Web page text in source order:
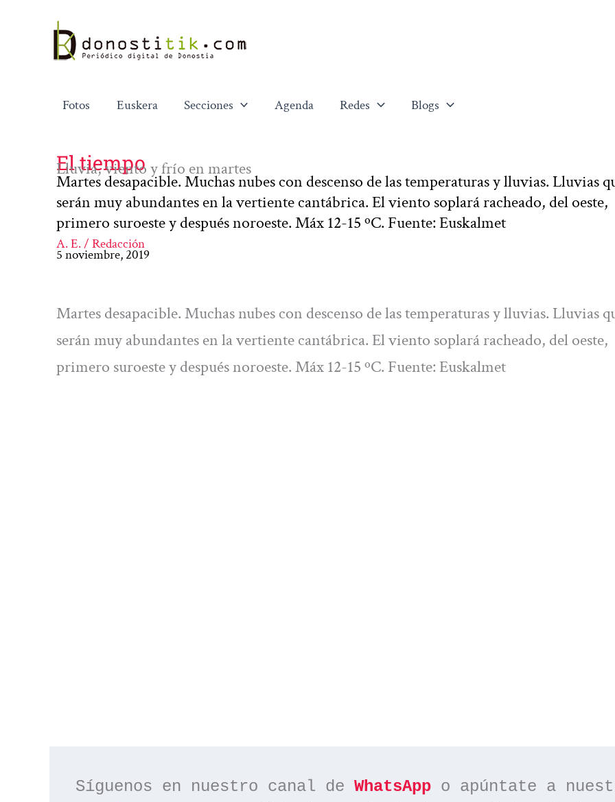
contenido
Fotos Euskera Secciones Agenda Redes Blogs
El tiempo
Lluvia, viento y frío en martes
Martes desapacible. Muchas nubes con descenso de las temperaturas y lluvias. Lluvias
serán muy abundantes en la vertiente cantábrica. El viento soplará racheado, del oeste,
primero suroeste y después noroeste. Máx 12-15 ºC. Fuente: Euskalmet
A. E. / Redacción
5 noviembre, 2019
Martes desapacible. Muchas nubes con descenso de las temperaturas y lluvias. Lluvias
serán muy abundantes en la vertiente cantábrica. El viento soplará racheado, del oeste,
primero suroeste y después noroeste. Máx 12-15 ºC. Fuente: Euskalmet
Síguenos en nuestro canal de WhatsApp